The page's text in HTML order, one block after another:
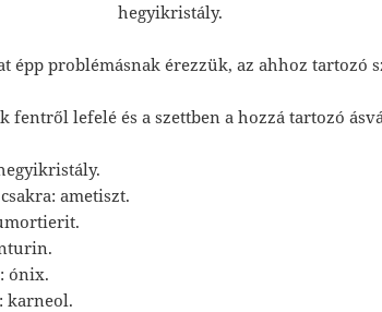
hegyikristály.
épp problémásnak érezzük, az ahhoz tartozó
fentről lefelé és a szettben a hozzá tartozó
ametiszt.
ónix.
karneol.